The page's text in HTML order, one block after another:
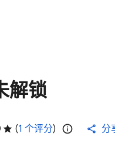
解锁
(1 个评分) 分